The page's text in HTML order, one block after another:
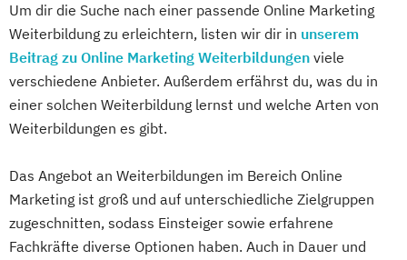
Um dir die Suche nach einer passende Online Marketing
Weiterbildung zu erleichtern, listen wir dir in unserem
Beitrag zu Online Marketing Weiterbildungen viele
verschiedene Anbieter. Außerdem erfährst du, was du in
einer solchen Weiterbildung lernst und welche Arten von
Weiterbildungen es gibt.
Das Angebot an Weiterbildungen im Bereich Online
Marketing ist groß und auf unterschiedliche Zielgruppen
zugeschnitten, sodass Einsteiger sowie erfahrene
Fachkräfte diverse Optionen haben. Auch in Dauer und